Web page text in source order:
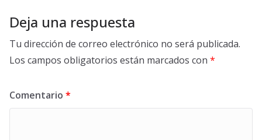
Deja una respuesta
Tu dirección de correo electrónico no será publicada.
Los campos obligatorios están marcados con *
Comentario *